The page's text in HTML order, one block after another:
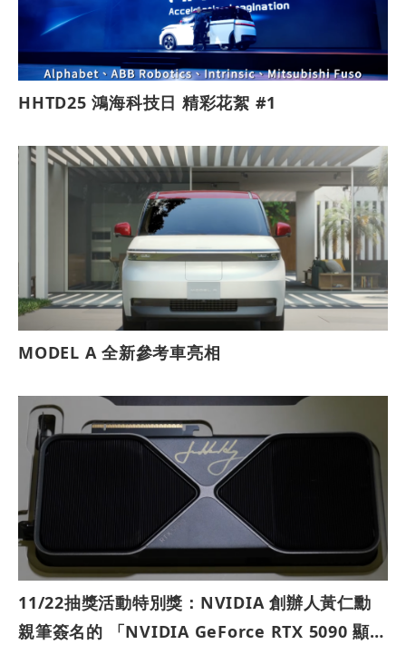
HHTD25 鴻海科技日 精彩花絮 #1
MODEL A 全新參考車亮相
11/22抽獎活動特別獎：NVIDIA 創辦人黃仁勳
親筆簽名的 「NVIDIA GeForce RTX 5090 顯示